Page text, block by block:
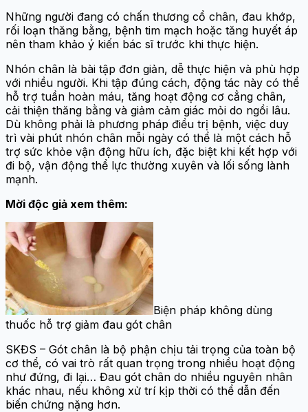
Những người đang có chấn thương cổ chân, đau khớp,
rối loạn thăng bằng, bệnh tim mạch hoặc tăng huyết áp
nên tham khảo ý kiến bác sĩ trước khi thực hiện.
Nhón chân là bài tập đơn giản, dễ thực hiện và phù hợp
với nhiều người. Khi tập đúng cách, động tác này có thể
hỗ trợ tuần hoàn máu, tăng hoạt động cơ cẳng chân,
cải thiện thăng bằng và giảm cảm giác mỏi do ngồi lâu.
Dù không phải là phương pháp điều trị bệnh, việc duy
trì vài phút nhón chân mỗi ngày có thể là một cách hỗ
trợ sức khỏe vận động hữu ích, đặc biệt khi kết hợp với
đi bộ, vận động thể lực thường xuyên và lối sống lành
mạnh.
Mời độc giả xem thêm:
Biện pháp không dùng
thuốc hỗ trợ giảm đau gót chân
SKĐS – Gót chân là bộ phận chịu tải trọng của toàn bộ
cơ thể, có vai trò rất quan trọng trong nhiều hoạt động
như đứng, đi lại… Đau gót chân do nhiều nguyên nhân
khác nhau, nếu không xử trí kịp thời có thể dẫn đến
biến chứng nặng hơn.